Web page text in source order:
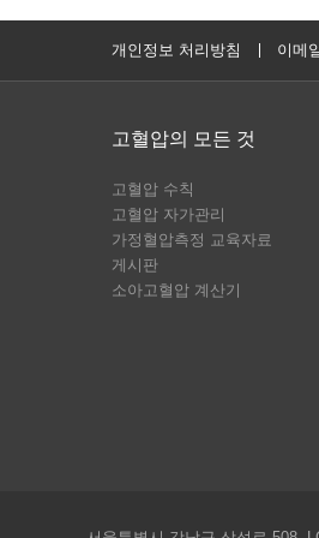
개인정보 처리방침 이메
고혈압의 모든 것
고혈압 수칙
고혈압 자가관리
가정혈압측정 교육자료
게시판
소아고혈압 계산기